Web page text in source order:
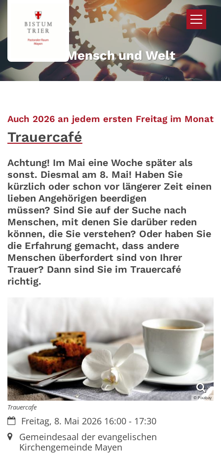
Zum Inhalt springen
Mehr für Mensch und Welt
Auch 2026 an jedem ersten Freitag im Monat:
Trauercafé
Achtung! Im Mai eine Woche später als
sonst. Diesmal am 8. Mai! Haben Sie
kürzlich oder schon vor längerer Zeit einen
lieben Angehörigen beerdigen
müssen? Sind Sie auf der Suche nach
Menschen, mit denen Sie darüber reden
können, die Sie verstehen? Oder haben Sie
die Erfahrung gemacht, dass andere
Menschen überfordert sind von Ihrer
Trauer? Dann sind Sie im Trauercafé
richtig.
© Pixabay
Trauercafe
Datum:Freitag, 8. Mai 2026 16:00 - 17:30
Ort:Gemeindesaal der evangelischen
Kirchengemeinde Mayen